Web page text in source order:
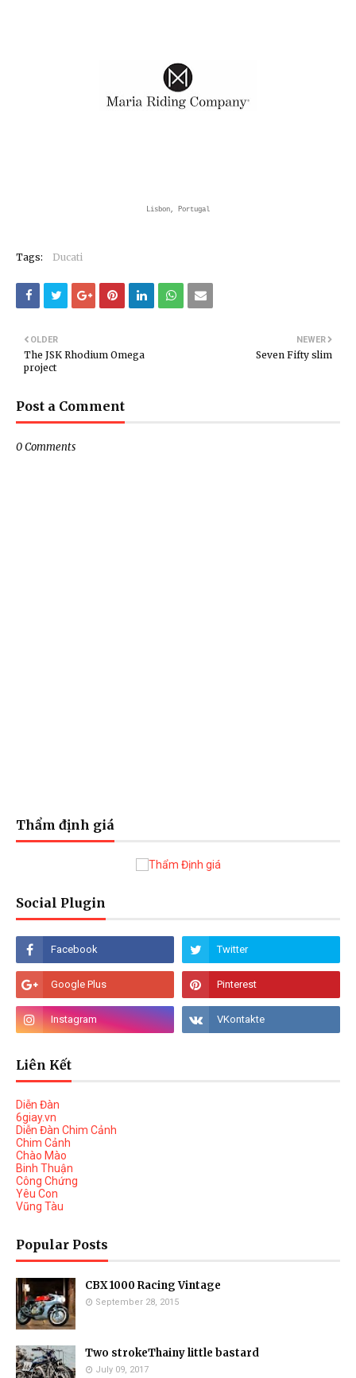
Lisbon, Portugal
Tags: Ducati
NEWER
Seven Fifty slim
OLDER
The JSK Rhodium Omega
project
Post a Comment
0 Comments
Thẩm định giá
Social Plugin
Liên Kết
Diễn Đàn
6giay.vn
Diễn Đàn Chim Cảnh
Chim Cảnh
Chào Mào
Binh Thuận
Công Chứng
Yêu Con
Vũng Tàu
Popular Posts
CBX 1000 Racing Vintage
September 28, 2015
Two strokeThainy little bastard
July 09, 2017